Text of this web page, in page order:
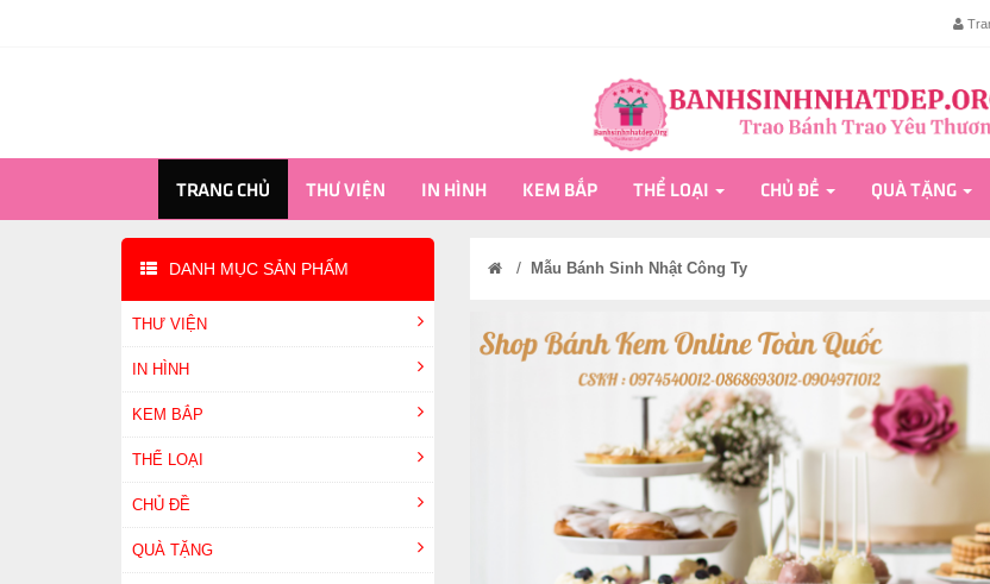
TRANG CHỦ THƯ VIỆN IN HÌNH KEM BẮP THỂ LOẠI CHỦ ĐỀ QUÀ TẶNG
DANH MỤC SẢN PHẨM
THƯ VIỆN
IN HÌNH
KEM BẮP
THỂ LOẠI
CHỦ ĐỀ
QUÀ TẶNG
/ Mẫu Bánh Sinh Nhật Công Ty